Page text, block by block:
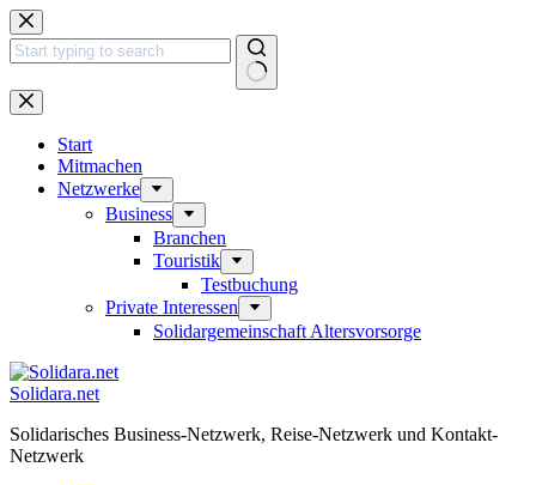
Zum
Inhalt
springen
Keine
Ergebnisse
Start
Mitmachen
Netzwerke
Business
Branchen
Touristik
Testbuchung
Private Interessen
Solidargemeinschaft Altersvorsorge
Solidara.net
Solidarisches Business-Netzwerk, Reise-Netzwerk und Kontakt-
Netzwerk